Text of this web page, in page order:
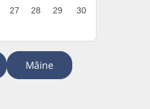
27 28 29
30
Mâine